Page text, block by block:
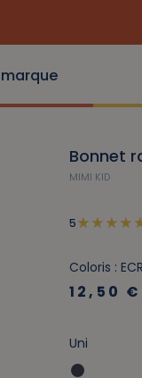
marque
Bonnet
MIMI KID
5
Coloris :
12,50 €
Uni